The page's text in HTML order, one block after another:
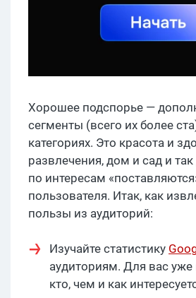
Хорошее подспорье —
сегменты (всего их более
категориях. Это красота и
развлечения, дом и сад и
по интересам
пользователя. Итак, как
пользы из аудиторий:
Изучайте статистику
аудиториям. Для вас уже
кто, чем и как